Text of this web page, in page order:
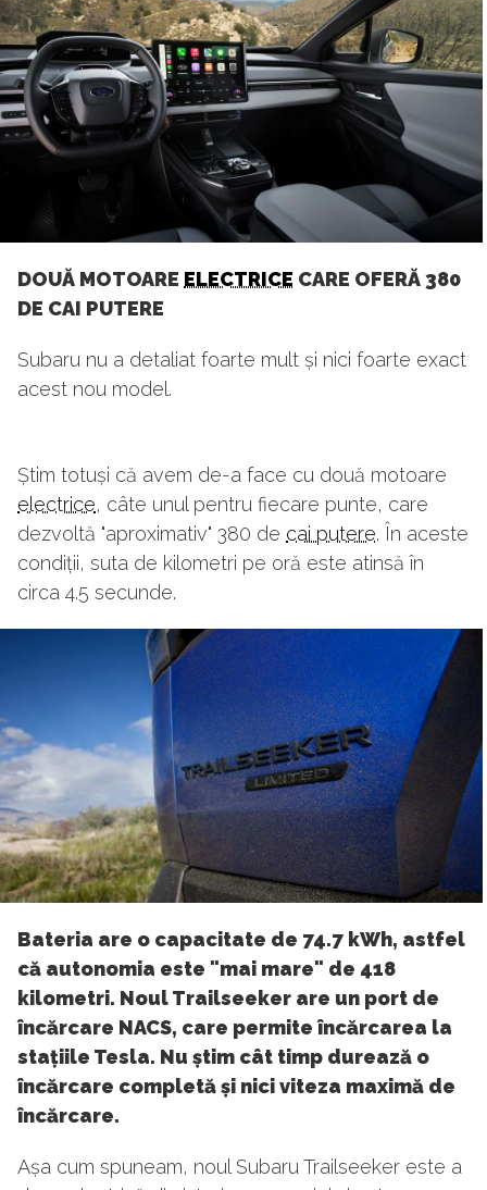
DOUĂ MOTOARE ELECTRICE CARE OFERĂ 380
DE CAI PUTERE
Subaru nu a detaliat foarte mult și nici foarte exact
acest nou model.
Știm totuși că avem de-a face cu două motoare
electrice, câte unul pentru fiecare punte, care
dezvoltă "aproximativ" 380 de cai putere. În aceste
condiții, suta de kilometri pe oră este atinsă în
circa 4.5 secunde.
Bateria are o capacitate de 74.7 kWh, astfel
că autonomia este "mai mare" de 418
kilometri. Noul Trailseeker are un port de
încărcare NACS, care permite încărcarea la
stațiile Tesla. Nu știm cât timp durează o
încărcare completă și nici viteza maximă de
încărcare.
Așa cum spuneam, noul Subaru Trailseeker este a